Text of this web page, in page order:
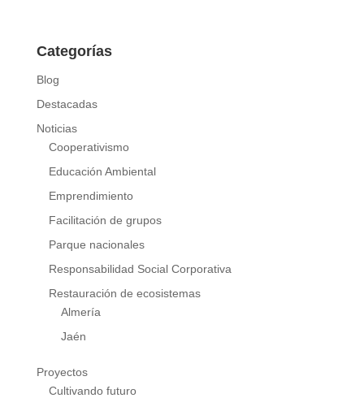
Categorías
Blog
Destacadas
Noticias
Cooperativismo
Educación Ambiental
Emprendimiento
Facilitación de grupos
Parque nacionales
Responsabilidad Social Corporativa
Restauración de ecosistemas
Almería
Jaén
Proyectos
Cultivando futuro